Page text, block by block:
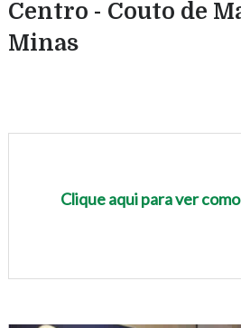
Centro - Couto de
Minas
Clique aqui para ver